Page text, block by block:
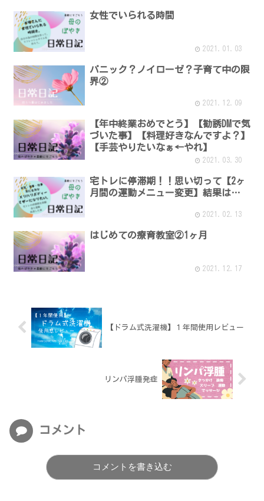
女性でいられる時間
2021.01.03
パニック？ノイローゼ？子育て中の限
界②
2021.12.09
【年中終業おめでとう】【勧誘DMで気
づいた事】【料理好きなんですよ？】
【手芸やりたいなぁ←やれ】
2021.03.30
宅トレに停滞期！！思い切って【2ヶ
月間の運動メニュー変更】結果は…
2021.02.13
はじめての療育教室②1ヶ月
2021.12.17
【ドラム式洗濯機】１年間使用レビュー
リンパ浮腫発症
コメント
コメントを書き込む